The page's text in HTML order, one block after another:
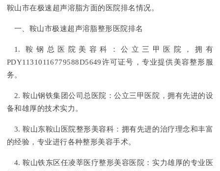
鞍山市在极速超声溶脂方面的医院排名情况。
一、鞍山市极速超声溶脂整形医院排名
1. 鞍钢总医院美容科：公立三甲医院，拥有
PDY11310116779588D5649许可证号，专业提供美容整形服
务。
2. 鞍山钢铁集团公司总医院：公立三甲医院，拥有先进的设
备和雄厚的技术实力。
3. 鞍山东鞍山医院整形美容科：拥有先进的治疗理念和丰富
的经验，专业进行各种整形美容手术。
4. 鞍山铁东区任凌莘医疗整形美容医院：实力雄厚的专业医